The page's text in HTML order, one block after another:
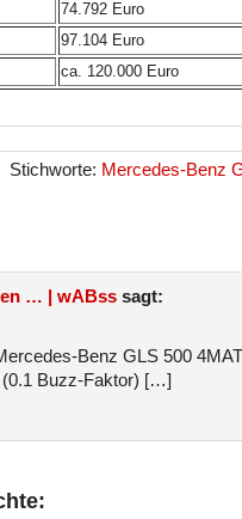
74.792 Euro
97.104 Euro
ca. 120.000 Euro
Stichworte: Mercedes-Benz
… | wABss sagt:
Benz GLS 500
(0.1 Buzz-Faktor) […]